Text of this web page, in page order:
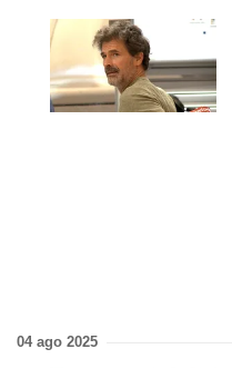
04 ago 2025